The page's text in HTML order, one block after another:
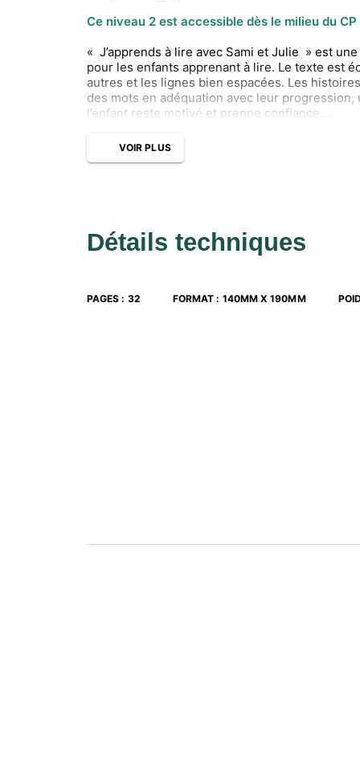
Ce niveau 2 est accessible dès le milieu du
« J’apprends à lire avec Sami et Julie » est
pour les enfants apprenant à lire. Le texte est
autres et les lignes bien espacées. Les
des mots en adéquation avec leur
l’enfant reste motivé et prenne confiance.
premières lectures, la présentation des
« As-tu bien compris l’histoire ? » pour
VOIR PLUS
Détails techniques
PAGES : 32 FORMAT : 140MM X 190MM